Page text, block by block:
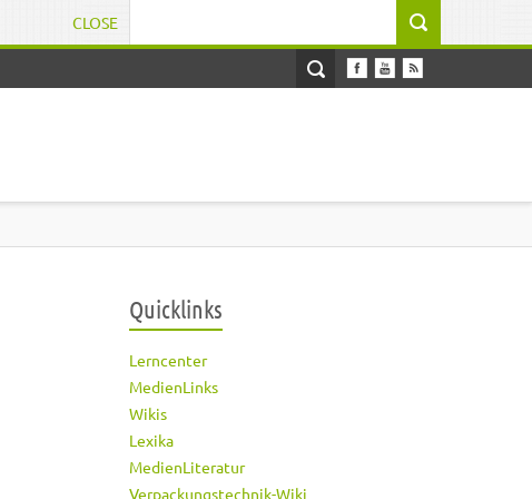
CLOSE
Quicklinks
Lerncenter
MedienLinks
Wikis
Lexika
MedienLiteratur
Verpackungstechnik-Wiki